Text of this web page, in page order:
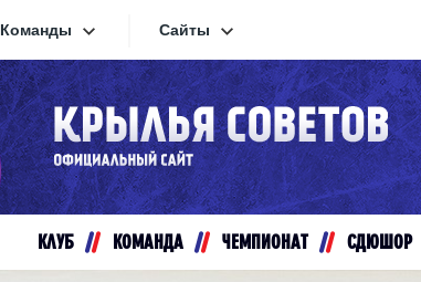
Команды
Конференция «Запад»
Дивизион Золотой
Академия Михайлова
Конференция
Дивизион Золотой
Авто
Сайты
Сайты
Видеотрансляции
Хайлайты
КЛУБ КОМАНДА ЧЕМПИОНАТ СДЮШОР